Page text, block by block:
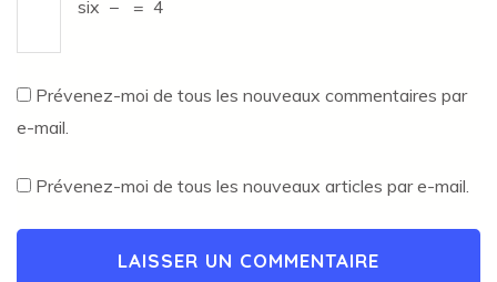
six − = 4
Prévenez-moi de tous les nouveaux commentaires par
e-mail.
Prévenez-moi de tous les nouveaux articles par e-mail.